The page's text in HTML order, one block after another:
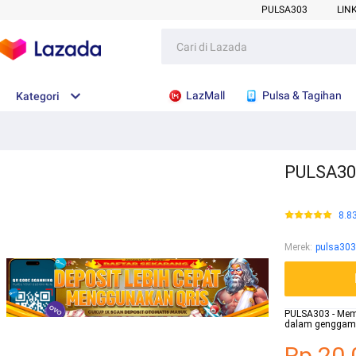
PULSA303
Kategori LazMall Pulsa & Tagihan
Merek: pulsa303
PULSA303 -
dalam